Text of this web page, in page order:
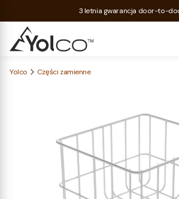
3 letnia gwarancja door-to-
Yolco Części zamienne